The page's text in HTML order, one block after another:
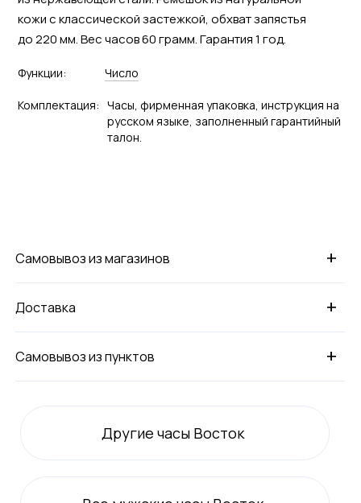
кожи с классической застежкой, обхват запястья
до 220 мм. Вес часов 60 грамм. Гарантия 1 год.
Функции: Число
Комплектация: Часы, фирменная упаковка, инструкция на
русском языке, заполненный гарантийный
талон.
+
Самовывоз из магазинов
+
Доставка
+
Самовывоз из пунктов
Другие часы Восток